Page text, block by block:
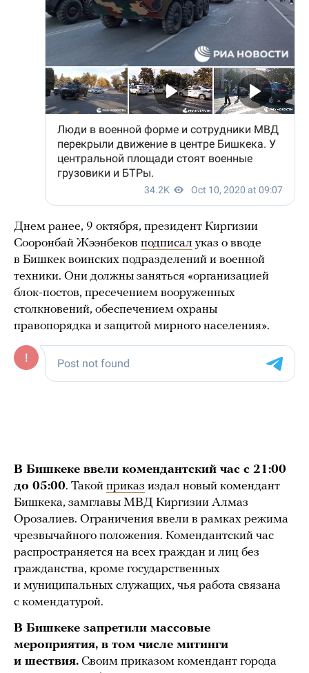
Днем ранее, 9 октября, президент Киргизии
Сооронбай Жээнбеков подписал указ о вводе
в Бишкек воинских подразделений и военной
техники. Они должны заняться «организацией
блок-постов, пресечением вооруженных
столкновений, обеспечением охраны
правопорядка и защитой мирного населения».
В Бишкеке ввели комендантский час с 21:00
до 05:00. Такой приказ издал новый комендант
Бишкека, замглавы МВД Киргизии Алмаз
Орозалиев. Ограничения ввели в рамках режима
чрезвычайного положения. Комендантский час
распространяется на всех граждан и лиц без
гражданства, кроме государственных
и муниципальных служащих, чья работа связана
с комендатурой.
В Бишкеке запретили массовые
мероприятия, в том числе митинги
и шествия. Своим приказом комендант города